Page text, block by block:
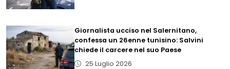
Giornalista ucciso nel Salernitano,
confessa un 26enne tunisino: Salvini
chiede il carcere nel suo Paese
25 Luglio 2026